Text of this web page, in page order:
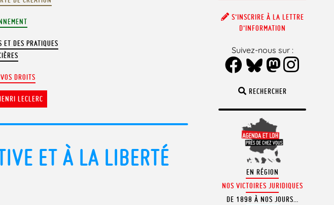
ET DES PRATIQUES
DROITS
LECLERC
ET À LA LIBERTÉ
RECHERCHER
EN RÉGION
NOS VICTOIRES JURIDIQUES
DE 1898 À NOS JOURS…
S’INSCRIRE À LA LETTRE
D’INFORMATION
Suivez-nous sur :